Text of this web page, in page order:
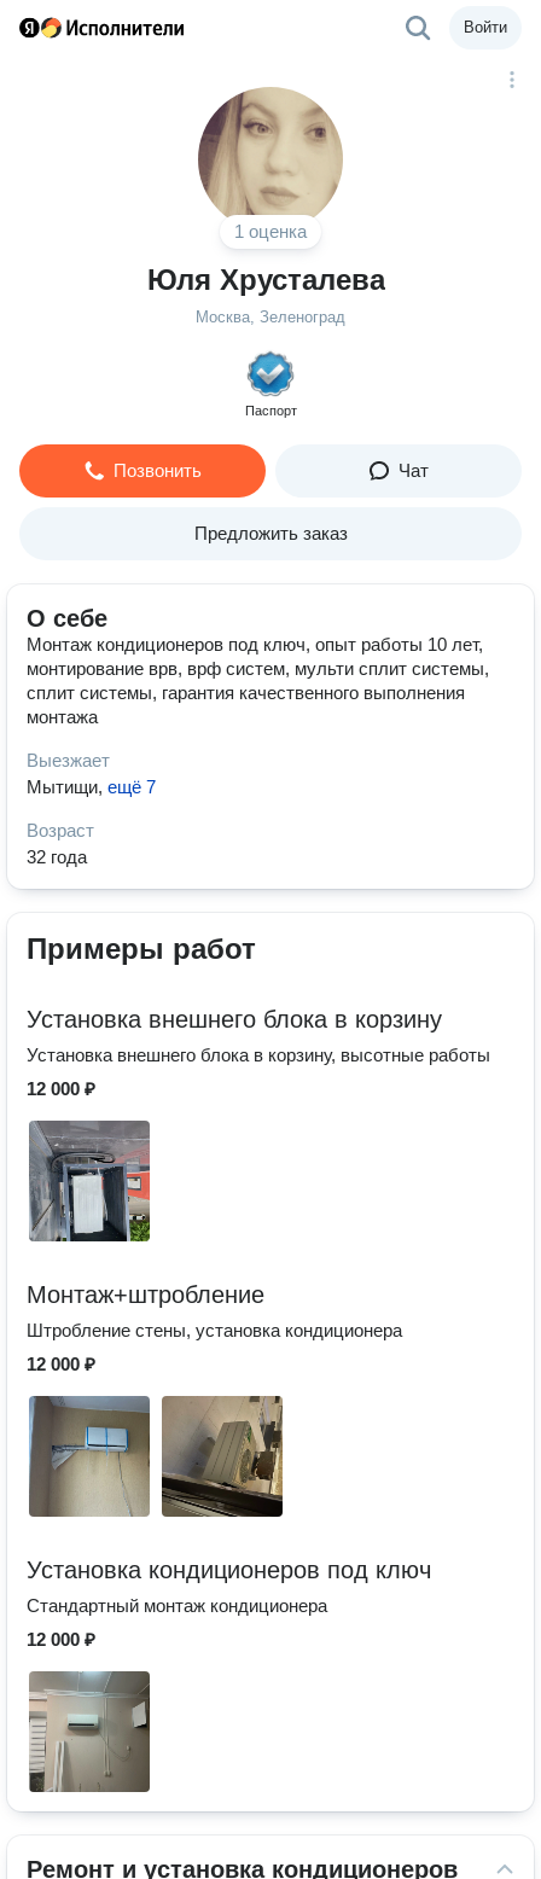
Войти
1 оценка
Юля Хрусталева
Москва, Зеленоград
Паспорт
Позвонить Чат
Предложить заказ
О себе
Монтаж кондиционеров под ключ, опыт работы 10 лет,
монтирование врв, врф систем, мульти сплит системы,
сплит системы, гарантия качественного выполнения
монтажа
Выезжает
Мытищи, ещё 7
Возраст
32 года
Примеры работ
Установка внешнего блока в корзину
Установка внешнего блока в корзину, высотные работы
12 000 ₽
Монтаж+штробление
Штробление стены, установка кондиционера
12 000 ₽
Установка кондиционеров под ключ
Стандартный монтаж кондиционера
12 000 ₽
Ремонт и установка кондиционеров